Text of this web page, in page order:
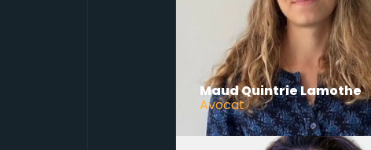
Maud Quintrie Lamothe
Avocat